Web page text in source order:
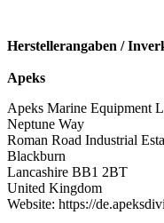
Herstellerangaben /
Apeks
Apeks Marine Equipment
Neptune Way
Roman Road Industrial
Blackburn
Lancashire BB1 2BT
United Kingdom
Website: https://